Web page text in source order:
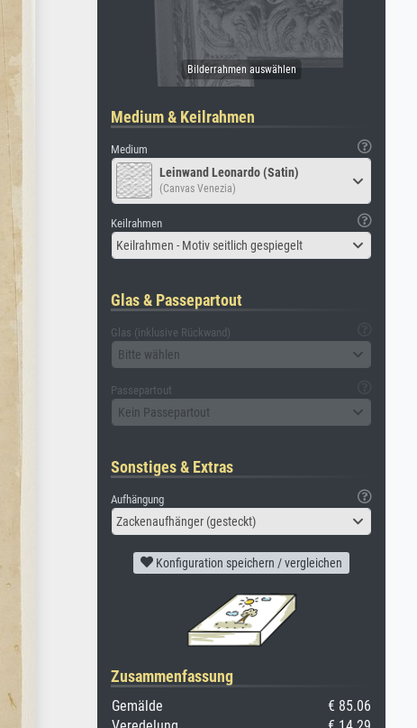
Medium & Keilrahmen
Medium
Leinwand Leonardo (Satin)
(Canvas Venezia)
Keilrahmen
Keilrahmen - Motiv seitlich gespiegelt
Glas & Passepartout
Glas (inklusive Rückwand)
Bitte wählen
Passepartout
Kein Passepartout
Sonstiges & Extras
Aufhängung
Zackenaufhänger (gesteckt)
Konfiguration speichern / vergleichen
Zusammenfassung
Gemälde
€ 85.06